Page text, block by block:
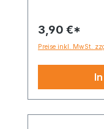
3,90 €*
Preise inkl. MwSt.